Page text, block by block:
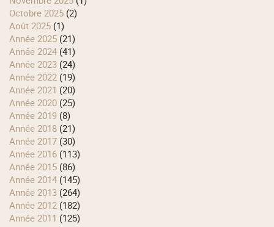
octobre 2025 (2)
août 2025 (1)
année 2025 (21)
année 2024 (41)
année 2023 (24)
année 2022 (19)
année 2021 (20)
année 2020 (25)
année 2019 (8)
année 2018 (21)
année 2017 (30)
année 2016 (113)
année 2015 (86)
année 2014 (145)
année 2013 (264)
année 2012 (182)
année 2011 (125)